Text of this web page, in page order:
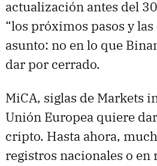
actualización antes del
“los próximos pasos y
asunto: no en lo que
dar por cerrado.
MiCA, siglas de Markets
Unión Europea quiere
cripto. Hasta ahora,
registros nacionales o